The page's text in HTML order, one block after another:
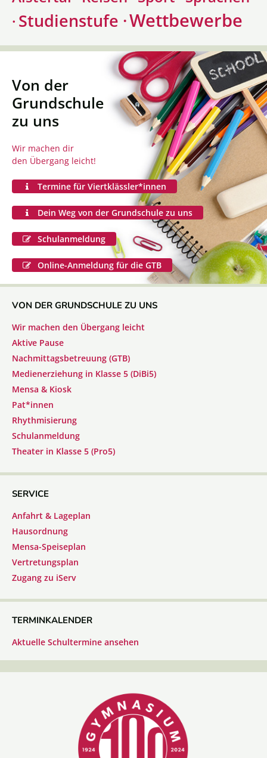
· Studienstufe ·Wettbewerbe
Von der
Grundschule
zu uns
Wir machen dir
den Übergang leicht!
Termine für Viertklässler*innen
Dein Weg von der Grundschule zu uns
Schulanmeldung
Online-Anmeldung für die GTB
VON DER GRUNDSCHULE ZU UNS
Wir machen den Übergang leicht
Aktive Pause
Nachmittagsbetreuung (GTB)
Medienerziehung in Klasse 5 (DiBi5)
Mensa & Kiosk
Pat*innen
Rhythmisierung
Schulanmeldung
Theater in Klasse 5 (Pro5)
SERVICE
Anfahrt & Lageplan
Hausordnung
Mensa-Speiseplan
Vertretungsplan
Zugang zu iServ
TERMINKALENDER
Aktuelle Schultermine ansehen